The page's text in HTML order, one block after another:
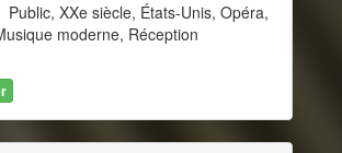
Public, XXe siècle, États-Unis, Opéra,
moderne, Réception